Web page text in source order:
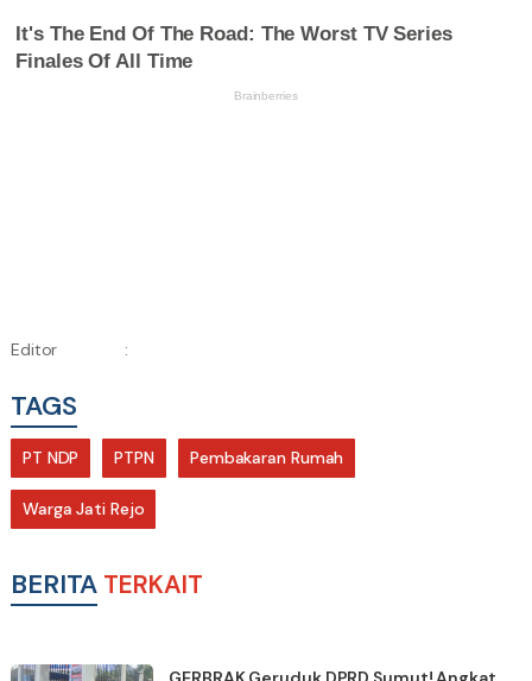
Editor :
TAGS
PT NDP PTPN Pembakaran Rumah
Warga Jati Rejo
BERITA TERKAIT